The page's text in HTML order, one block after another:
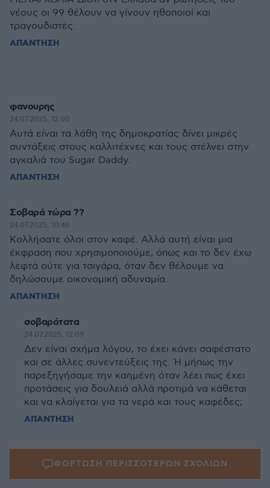
νέους οι 99 θέλουν να γίνουν ηθοποιοί και
τραγουδιστές.
ΑΠΑΝΤΗΣΗ
φανουρης
24.07.2025, 12:00
Αυτά είναι τα λάθη της δημοκρατίας δίνει μικρές
συντάξεις στους καλλιτέχνες και τους στέλνει στην
αγκαλιά του Sugar Daddy.
ΑΠΑΝΤΗΣΗ
Σοβαρά τώρα ??
24.07.2025, 10:46
Κολλήσατε όλοι στον καφέ. Αλλά αυτή είναι μια
έκφραση που χρησιμοποιούμε, όπως και το δεν έχω
λεφτά ούτε για τσιγάρα, όταν δεν θέλουμε να
δηλώσουμε οικονομική αδυναμία.
ΑΠΑΝΤΗΣΗ
σοβαρότατα
24.07.2025, 12:09
Δεν είναι σχήμα λόγου, το έχει κάνει σαφέστατο
και σε άλλες συνεντεύξεις της. Ή μήπως την
παρεξηγήσαμε την καημένη όταν λέει πως έχει
προτάσεις για δουλειά αλλά προτιμά να κάθεται
και να κλαίγεται για τα νερά και τους καφέδες;
ΑΠΑΝΤΗΣΗ
ΦΟΡΤΩΣΗ ΠΕΡΙΣΣΟΤΕΡΩΝ ΣΧΟΛΙΩΝ